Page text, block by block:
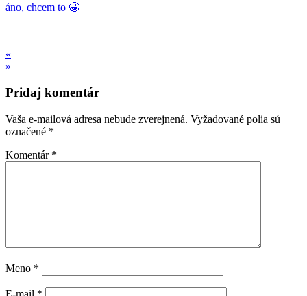
áno, chcem to 🤩
«
»
Pridaj komentár
Vaša e-mailová adresa nebude zverejnená. Vyžadované polia sú
označené *
Komentár *
Meno *
E-mail *